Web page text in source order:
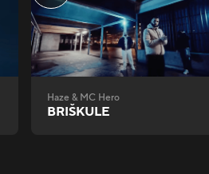
Haze & MC Hero
BRIŠKULE